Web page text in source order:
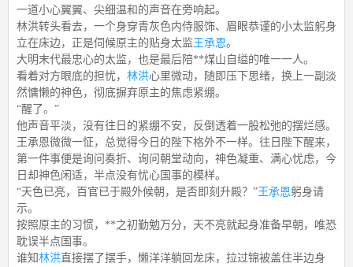
一道小心翼翼、尖细温和的声音在旁响起。
林洪转头看去，一个身穿青灰色内侍服饰、眉眼恭谨的小太监躬身
立在床边，正是伺候原主的贴身太监王承恩。
大明末代最忠心的太监，也是最后陪**煤山自缢的唯一一人。
看着对方眼底的担忧， 林洪心里微动，随即压下思绪，换上一副淡
然慵懒的神色，彻底摒弃原主的焦虑紧绷。
“醒了。”
他声音平淡，没有往日的紧绷不安，反倒透着一股松弛的摆烂感。
王承恩微微一怔，总觉得今日的陛下格外不一样。往日陛下醒来，
第一件事便是询问奏折、询问朝堂动向，神色凝重、满心忧虑，今
日却神色闲适，半点没有忧心国事的模样。
“天色已亮，百官已于殿外候朝，是否即刻升殿？”王承恩躬身请
示。
按照原主的习惯，**之初勤勉万分，天不亮就起身准备早朝，唯恐
耽误半点国事。
谁知林洪直接摆了摆手，懒洋洋躺回龙床，拉过锦被盖住半边身